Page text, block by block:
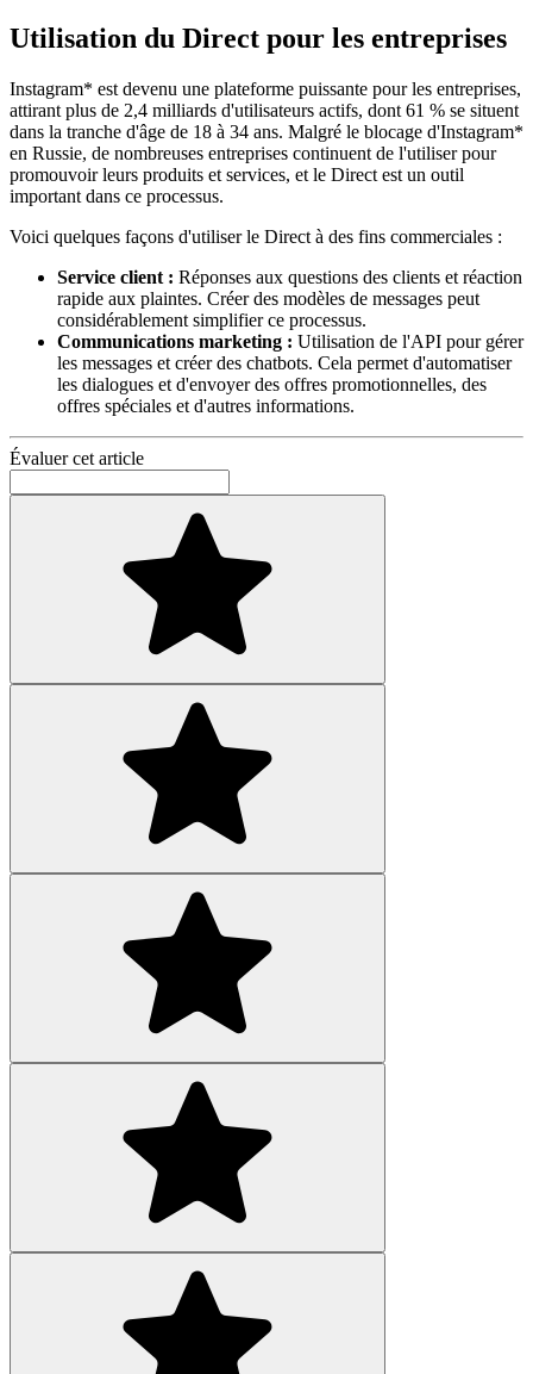
Utilisation du Direct pour les entreprises
Instagram* est devenu une plateforme puissante pour les entreprises,
attirant plus de 2,4 milliards d'utilisateurs actifs, dont 61 % se situent
dans la tranche d'âge de 18 à 34 ans. Malgré le blocage d'Instagram*
en Russie, de nombreuses entreprises continuent de l'utiliser pour
promouvoir leurs produits et services, et le Direct est un outil
important dans ce processus.
Voici quelques façons d'utiliser le Direct à des fins commerciales :
Service client : Réponses aux questions des clients et réaction
rapide aux plaintes. Créer des modèles de messages peut
considérablement simplifier ce processus.
Communications marketing : Utilisation de l'API pour gérer
les messages et créer des chatbots. Cela permet d'automatiser
les dialogues et d'envoyer des offres promotionnelles, des
offres spéciales et d'autres informations.
Évaluer cet article